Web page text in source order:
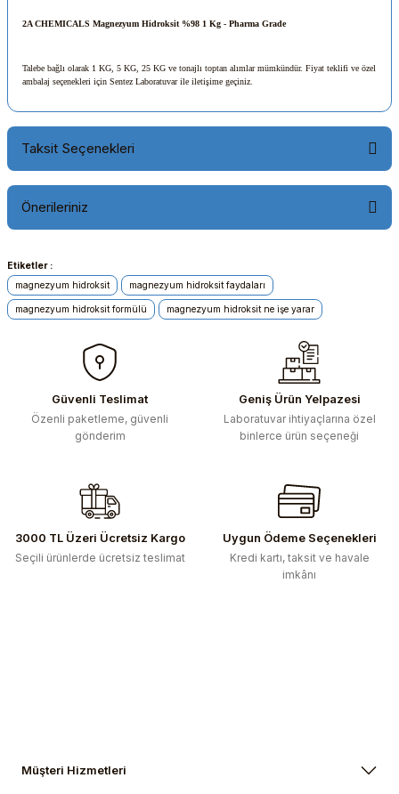
2A CHEMICALS Magnezyum Hidroksit %98 1 Kg - Pharma Grade
Talebe bağlı olarak 1 KG, 5 KG, 25 KG ve tonajlı toptan alımlar mümkündür. Fiyat teklifi ve özel
ambalaj seçenekleri için Sentez Laboratuvar ile iletişime geçiniz.
Taksit Seçenekleri
Önerileriniz
Bu ürünün fiyat bilgisi, resim, ürün açıklamalarında ve diğer
konularda yetersiz gördüğünüz noktaları öneri formunu
kullanarak tarafımıza iletebilirsiniz.
Görüş ve önerileriniz için teşekkür ederiz.
Ürün resmi kalitesiz, bozuk veya görüntülenemiyor.
Ürün bilgilerinde hatalar bulunuyor.
Ürün fiyatı diğer sitelerden daha pahalı.
Etiketler :
magnezyum hidroksit
magnezyum hidroksit faydaları
magnezyum hidroksit formülü magnezyum hidroksit ne işe yarar
Güvenli Teslimat
Özenli paketleme, güvenli
gönderim
Geniş Ürün Yelpazesi
Laboratuvar ihtiyaçlarına özel
binlerce ürün seçeneği
3000 TL Üzeri Ücretsiz Kargo
Seçili ürünlerde ücretsiz teslimat
Uygun Ödeme Seçenekleri
Kredi kartı, taksit ve havale
imkânı
Müşteri Hizmetleri